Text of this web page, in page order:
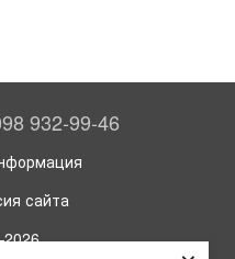
932-99-46
сайта